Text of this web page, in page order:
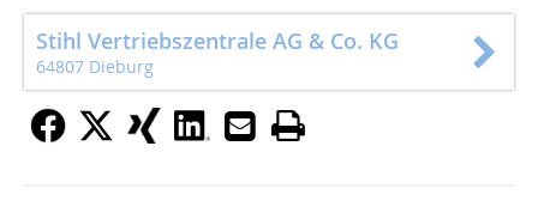
Stihl Vertriebszentrale AG & Co. KG
64807 Dieburg